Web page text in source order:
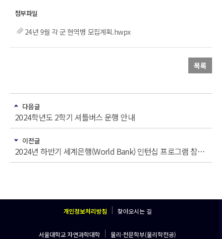
24년 9월 각 군 현역병 모집계획.hwpx
목록
다음글
2024학년도 2학기 셔틀버스 운행 안내
이전글
2024년 하반기 세계은행(World Bank) 인턴십 프로그램 참가자 모집 안내
개인정보처리방침 찾아오시는 길
서울대학교 자연과학대학 물리·천문학부(물리학전공)